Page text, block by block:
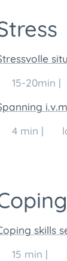
🕒 15-20min
🕒 4 min | 👥
skills
🕒 15 min |